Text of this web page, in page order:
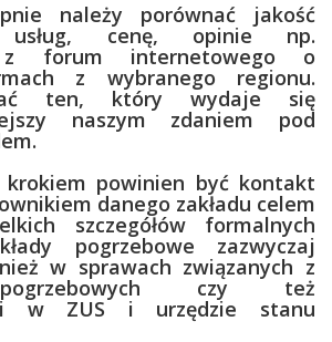
porównać jakość
usług, cenę, opinie np.
z forum internetowego o
z wybranego regionu.
ten, który wydaje się
naszym zdaniem pod
powinien być kontakt
danego zakładu celem
szczegółów formalnych
pogrzebowe zazwyczaj
w sprawach związanych z
czy też
w ZUS i urzędzie stanu